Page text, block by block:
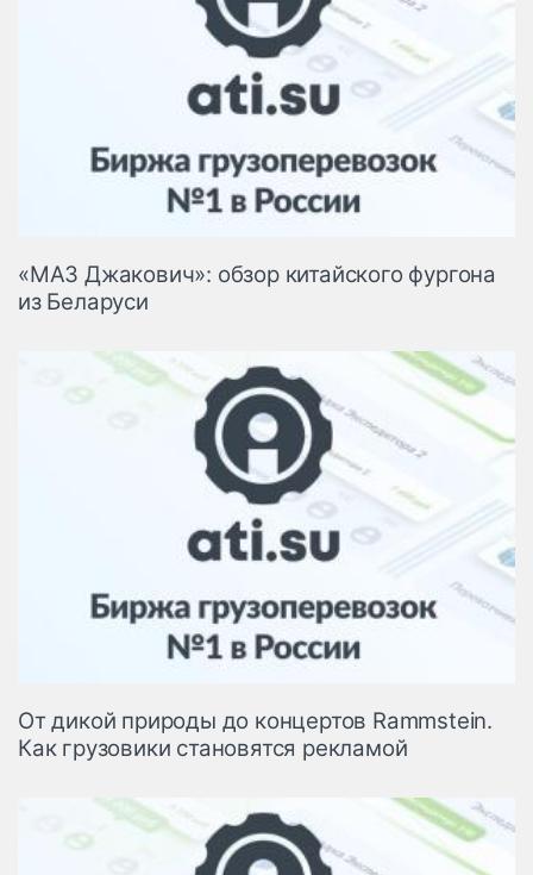
«МАЗ Джакович»: обзор китайского фургона
из Беларуси
От дикой природы до концертов Rammstein.
Как грузовики становятся рекламой